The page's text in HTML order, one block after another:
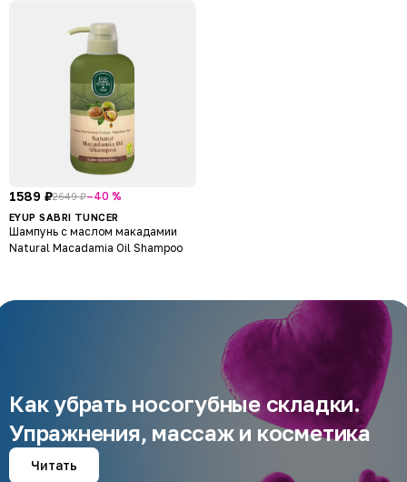
Shea Butter & Macadamia
Repairing Mask
1589 ₽2649 ₽–40 %
EYUP SABRI TUNCER
Шампунь с маслом макадамии
Natural Macadamia Oil Shampoo
Как убрать носогубные складки.
Упражнения, массаж и косметика
Читать